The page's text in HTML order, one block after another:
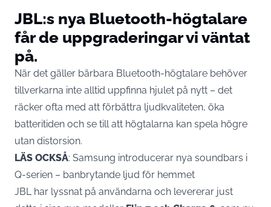
JBL:s nya Bluetooth-högtalare
får de uppgraderingar vi väntat
på.
När det gäller bärbara Bluetooth-högtalare behöver
tillverkarna inte alltid uppfinna hjulet på nytt – det
räcker ofta med att förbättra ljudkvaliteten, öka
batteritiden och se till att högtalarna kan spela högre
utan distorsion.
LÄS OCKSÅ: Samsung introducerar nya soundbars i
Q-serien – banbrytande ljud för hemmet
JBL har lyssnat på användarna och levererar just